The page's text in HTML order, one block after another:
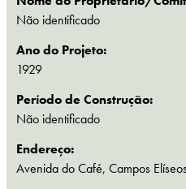
Não identificado
Ano do Projeto:
1929
Período de Construção:
Não identificado
Endereço:
Avenida do Café, Campos